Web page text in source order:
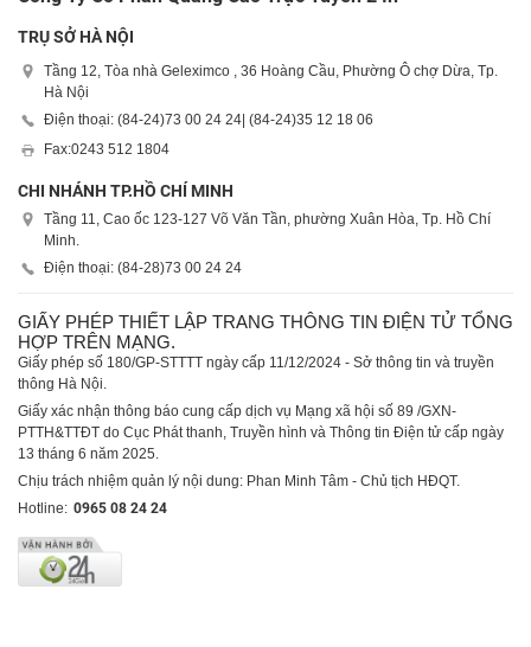
TRỤ SỞ HÀ NỘI
Tầng 12, Tòa nhà Geleximco , 36 Hoàng Cầu, Phường Ô chợ Dừa, Tp.
Hà Nội
Điện thoại: (84-24)73 00 24 24| (84-24)35 12 18 06
Fax:0243 512 1804
CHI NHÁNH TP.HỒ CHÍ MINH
Tầng 11, Cao ốc 123-127 Võ Văn Tần, phường Xuân Hòa, Tp. Hồ Chí
Minh.
Điện thoại: (84-28)73 00 24 24
GIẤY PHÉP THIẾT LẬP TRANG THÔNG TIN ĐIỆN TỬ TỔNG
HỢP TRÊN MẠNG.
Giấy phép số 180/GP-STTTT ngày cấp 11/12/2024 - Sở thông tin và truyền
thông Hà Nội.
Giấy xác nhận thông báo cung cấp dịch vụ Mạng xã hội số 89 /GXN-
PTTH&TTĐT do Cục Phát thanh, Truyền hình và Thông tin Điện tử cấp ngày
13 tháng 6 năm 2025.
Chịu trách nhiệm quản lý nội dung: Phan Minh Tâm - Chủ tịch HĐQT.
Hotline: 0965 08 24 24